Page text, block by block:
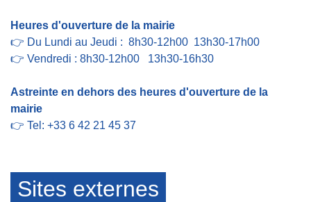
Heures d'ouverture de la mairie
👉 Du Lundi au Jeudi : 8h30-12h00 13h30-17h00
👉 Vendredi : 8h30-12h00 13h30-16h30
Astreinte en dehors des heures d'ouverture de la
mairie
👉 Tel: +33 6 42 21 45 37
Sites externes